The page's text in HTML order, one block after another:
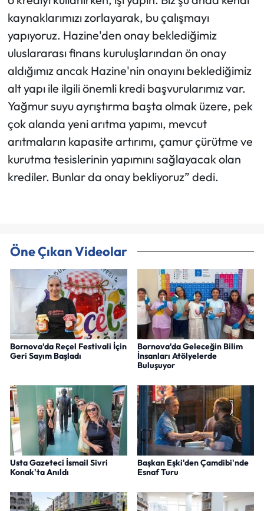
kaynaklarımızı zorlayarak, bu çalışmayı
yapıyoruz. Hazine'den onay beklediğimiz
uluslararası finans kuruluşlarından ön onay
aldığımız ancak Hazine'nin onayını beklediğimiz
alt yapı ile ilgili önemli kredi başvurularımız var.
Yağmur suyu ayrıştırma başta olmak üzere, pek
çok alanda yeni arıtma yapımı, mevcut
arıtmaların kapasite artırımı, çamur çürütme ve
kurutma tesislerinin yapımını sağlayacak olan
krediler. Bunlar da onay bekliyoruz” dedi.
Öne Çıkan Videolar
Bornova'da Reçel Festivali İçin
Geri Sayım Başladı
Bornova'da Geleceğin Bilim
İnsanları Atölyelerde
Buluşuyor
Usta Gazeteci İsmail Sivri
Konak'ta Anıldı
Başkan Eşki'den Çamdibi'nde
Esnaf Turu